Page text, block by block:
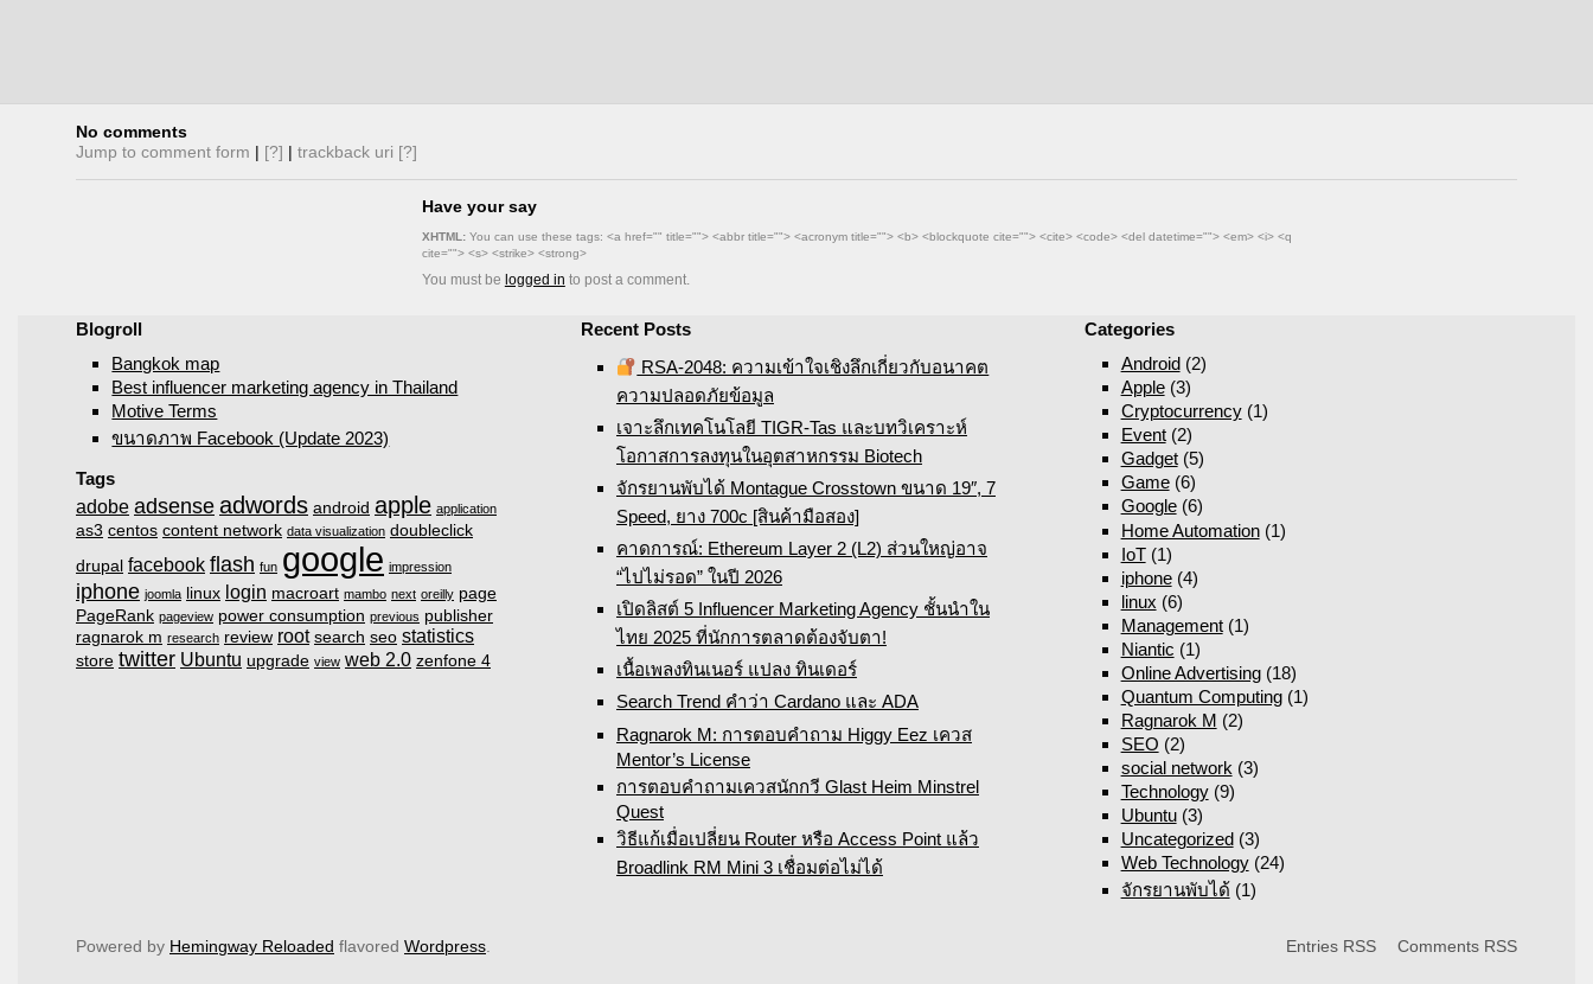
No comments
Jump to comment form | [?] | trackback uri [?]
Have your say
XHTML:You can use these tags: <a href="" title=""> <abbr title=""> <acronym title=""> <b> <blockquote cite=""> <cite> <code> <del datetime=""> <em> <i> <q
cite=""> <s> <strike> <strong>
You must be logged in to post a comment.
Blogroll
Bangkok map
Best influencer marketing agency in Thailand
Motive Terms
ขนาดภาพ Facebook (Update 2023)
Tags
adobe adsense adwords android apple application
as3 centos content network data visualization doubleclick
drupal facebook flash fun google impression
iphone joomla linux login macroart mambo next oreilly page
PageRank pageview power consumption previous publisher
ragnarok m research review root search seo statistics
store twitter Ubuntu upgrade view web 2.0 zenfone 4
Recent Posts
RSA-2048: ความเข้าใจเชิงลึกเกี่ยวกับอนาคต
ความปลอดภัยข้อมูล
เจาะลึกเทคโนโลยี TIGR-Tas และบทวิเคราะห์
โอกาสการลงทุนในอุตสาหกรรม Biotech
จักรยานพับได้ Montague Crosstown ขนาด 19″, 7
Speed, ยาง 700c [สินค้ามือสอง]
คาดการณ์: Ethereum Layer 2 (L2) ส่วนใหญ่อาจ
“ไปไม่รอด” ในปี 2026
เปิดลิสต์ 5 Influencer Marketing Agency ชั้นนำใน
ไทย 2025 ที่นักการตลาดต้องจับตา!
เนื้อเพลงทินเนอร์ แปลง ทินเดอร์
Search Trend คำว่า Cardano และ ADA
Ragnarok M: การตอบคำถาม Higgy Eez เควส
Mentor’s License
การตอบคำถามเควสนักกวี Glast Heim Minstrel
Quest
วิธีแก้เมื่อเปลี่ยน Router หรือ Access Point แล้ว
Broadlink RM Mini 3 เชื่อมต่อไม่ได้
Categories
Android(2)
Apple(3)
Cryptocurrency(1)
Event(2)
Gadget(5)
Game(6)
Google(6)
Home Automation(1)
IoT(1)
iphone(4)
linux (6)
Management(1)
Niantic (1)
Online Advertising(18)
Quantum Computing(1)
Ragnarok M (2)
SEO (2)
social network (3)
Technology(9)
Ubuntu(3)
Uncategorized(3)
Web Technology(24)
จักรยานพับได้ (1)
Powered by Hemingway Reloaded flavored Wordpress. Entries RSS Comments RSS